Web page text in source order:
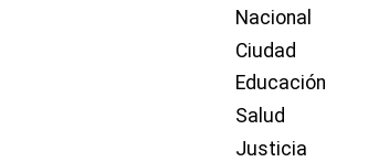
Nacional
Ciudad
Educación
Salud
Justicia